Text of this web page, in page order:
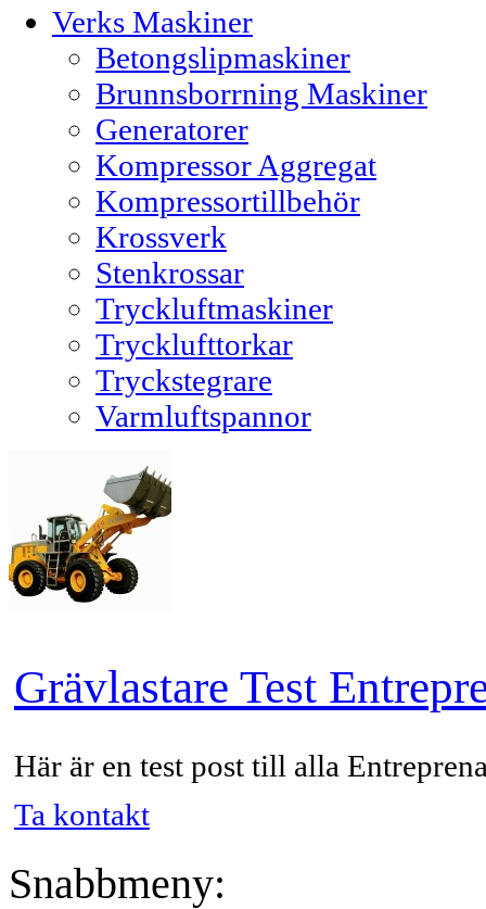
Verks Maskiner
Betongslipmaskiner
Brunnsborrning Maskiner
Generatorer
Kompressor Aggregat
Kompressortillbehör
Krossverk
Stenkrossar
Tryckluftmaskiner
Trycklufttorkar
Tryckstegrare
Varmluftspannor
Grävlastare Test
Här är en test post till alla
Ta kontakt
Snabbmeny: